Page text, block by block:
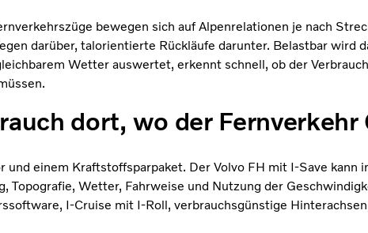
bewegen sich auf Alpenrelationen je nach
darüber, talorientierte Rückläufe darunter. Belastbar wird
Wetter auswertet, erkennt schnell, ob der
dort, wo der
einem Kraftstoffsparpaket. Der Volvo FH mit I-Save kann
Topografie, Wetter, Fahrweise und Nutzung der
I-Cruise mit I-Roll, verbrauchsgünstige